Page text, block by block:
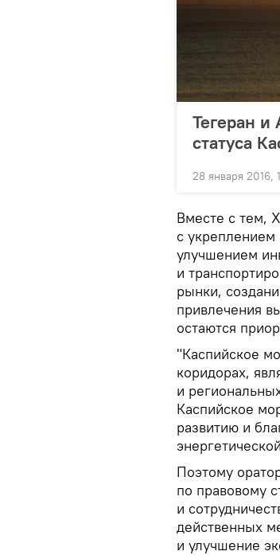
Тегеран и
статуса
28 января 2016,
Вместе с тем,
с
улучшением
и
рынки,
привлечения
остаются
"Каспийское
коридорах,
и
Каспийское
развитию и
Поэтому
по правовому
и
действенных
и улучшение